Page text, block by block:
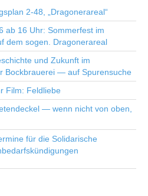
2-48, „Dragonerareal“
ab 16 Uhr: Sommerfest im
dem sogen. Dragonerareal
und Zukunft im
Bockbrauerei — auf Spurensuche
Film: Feldliebe
— wenn nicht von oben,
für die Solidarische